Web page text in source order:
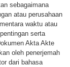
sebagaimana
atau perusahaan
waktu atau
serta
Akta Akte
oleh penerjemah
dari bahasa